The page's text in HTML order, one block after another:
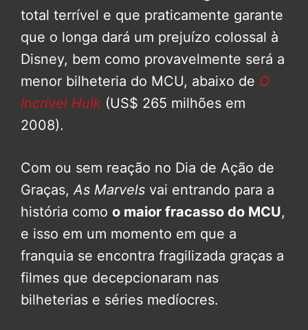
total terrível e que praticamente garante
que o longa dará um prejuízo colossal à
Disney, bem como provavelmente será a
menor bilheteria do MCU, abaixo de O
Incrível Hulk (US$ 265 milhões em
2008).
Com ou sem reação no Dia de Ação de
Graças,As Marvels vai entrando para a
história como o maior fracasso do MCU,
e isso em um momento em que a
franquia se encontra fragilizada graças a
filmes que decepcionaram nas
bilheterias e séries medíocres.